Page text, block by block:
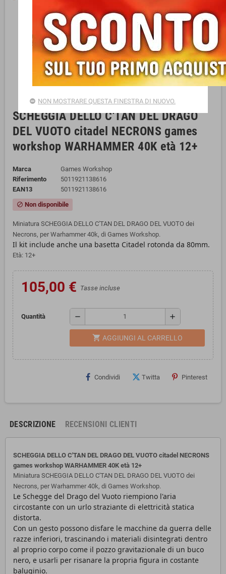
SCHEGGIA DELLO C'TAN DEL DRAGO
DEL VUOTO citadel NECRONS games
workshop WARHAMMER 40K età 12+
Marca
Games Workshop
Riferimento
5011921138616
EAN13
5011921138616
block Non disponibile
Miniatura SCHEGGIA DELLO C'TAN DEL DRAGO DEL VUOTO dei
Necrons, per Warhammer 40k, di Games Workshop.
Il kit include anche una basetta Citadel rotonda da 80mm.
Età: 12+
105,00 € Tasse incluse
Quantità remove add
shopping_cart AGGIUNGI AL CARRELLO
Condividi Twitta Pinterest
DESCRIZIONE RECENSIONI CLIENTI
SCHEGGIA DELLO C'TAN DEL DRAGO DEL VUOTO citadel NECRONS
games workshop WARHAMMER 40K età 12+
Miniatura SCHEGGIA DELLO C'TAN DEL DRAGO DEL VUOTO dei
Necrons, per Warhammer 40k, di Games Workshop.
Le Schegge del Drago del Vuoto riempiono l'aria
circostante con un urlo straziante di elettricità statica
distorta.
Con un gesto possono disfare le macchine da guerra delle
razze inferiori, trascinando i materiali disintegrati dentro
al proprio corpo come il pozzo gravitazionale di un buco
nero, e usarli per risanare la propria figura in costante
baluginio.
NON MOSTRARE QUESTA FINESTRA DI NUOVO.